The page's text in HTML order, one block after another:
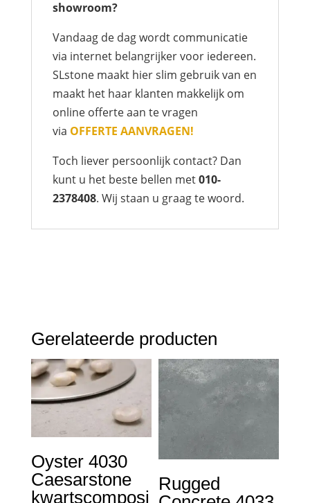
showroom?
Vandaag de dag wordt communicatie
via internet belangrijker voor iedereen.
SLstone maakt hier slim gebruik van en
maakt het haar klanten makkelijk om
online offerte aan te vragen
via OFFERTE AANVRAGEN!
Toch liever persoonlijk contact? Dan
kunt u het beste bellen met010-
2378408. Wij staan u graag te woord.
Gerelateerde producten
Oyster 4030
Caesarstone
kwartscomposi
Rugged